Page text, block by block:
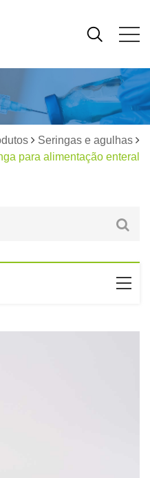
Seringas e agulhas
para alimentação enteral